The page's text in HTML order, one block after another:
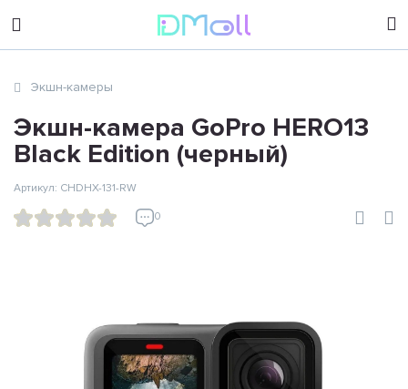
sales@dimoll.ru
Экшн-камеры
Экшн-камера GoPro HERO13
Black Edition (черный)
0
Артикул: CHDHX-131-RW